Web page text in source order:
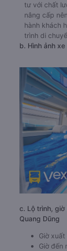
tư với chất
nâng cấp
hành khách
trình di
b. Hình ảnh
c. Lộ trình,
Quang Dũng
Giờ
Giờ đến